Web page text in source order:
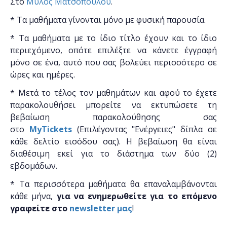
* Τα μαθήματα γίνονται μόνο με φυσική παρουσία.
* Τα μαθήματα με το ίδιο τίτλο έχουν και το ίδιο
περιεχόμενο, οπότε επιλέξτε να κάνετε έγγραφή
μόνο σε ένα, αυτό που σας βολεύει περισσότερο σε
ώρες και ημέρες.
* Μετά το τέλος τον μαθημάτων και αφού το έχετε
παρακολουθήσει μπορείτε να εκτυπώσετε τη
βεβαίωση παρακολούθησης ​σας
στο MyTickets(Επιλέγοντας "Ενέργειες" δίπλα σε
κάθε δελτίο εισόδου σας). Η βεβαίωση θα είναι
διαθέσιμη εκεί για το διάστημα των δύο (2)
εβδομάδων.
* Τα περισσότερα μαθήματα θα επαναλαμβάνονται
κάθε μήνα, για να ενημερωθείτε για το επόμενο
γραφείτε στο newsletter μας!